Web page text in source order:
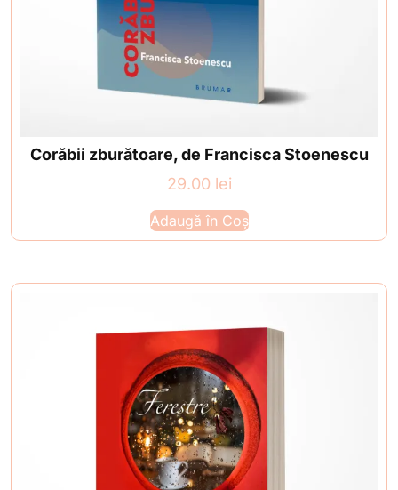
Corăbii zburătoare, de Francisca Stoenescu
29.00 lei
Adaugă în Coș